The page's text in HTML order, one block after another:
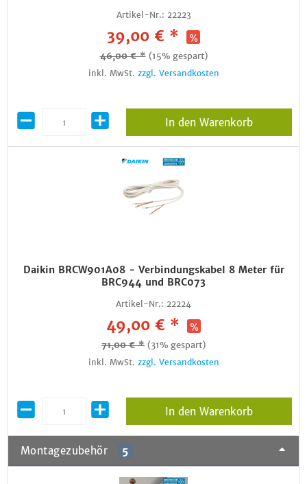
Artikel-Nr.: 22223
39,00 € *
46,00 € * (15% gespart)
inkl. MwSt. zzgl. Versandkosten
In den Warenkorb
Daikin BRCW901A08 - Verbindungskabel 8 Meter für
BRC944 und BRC073
Artikel-Nr.: 22224
49,00 € *
71,00 € * (31% gespart)
inkl. MwSt. zzgl. Versandkosten
In den Warenkorb
Montagezubehör 5